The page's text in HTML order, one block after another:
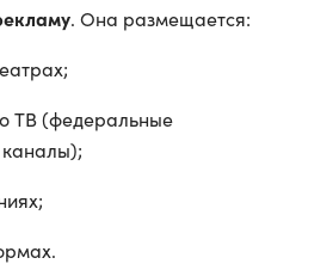
. Она размещается:
ТВ (федеральные
каналы);